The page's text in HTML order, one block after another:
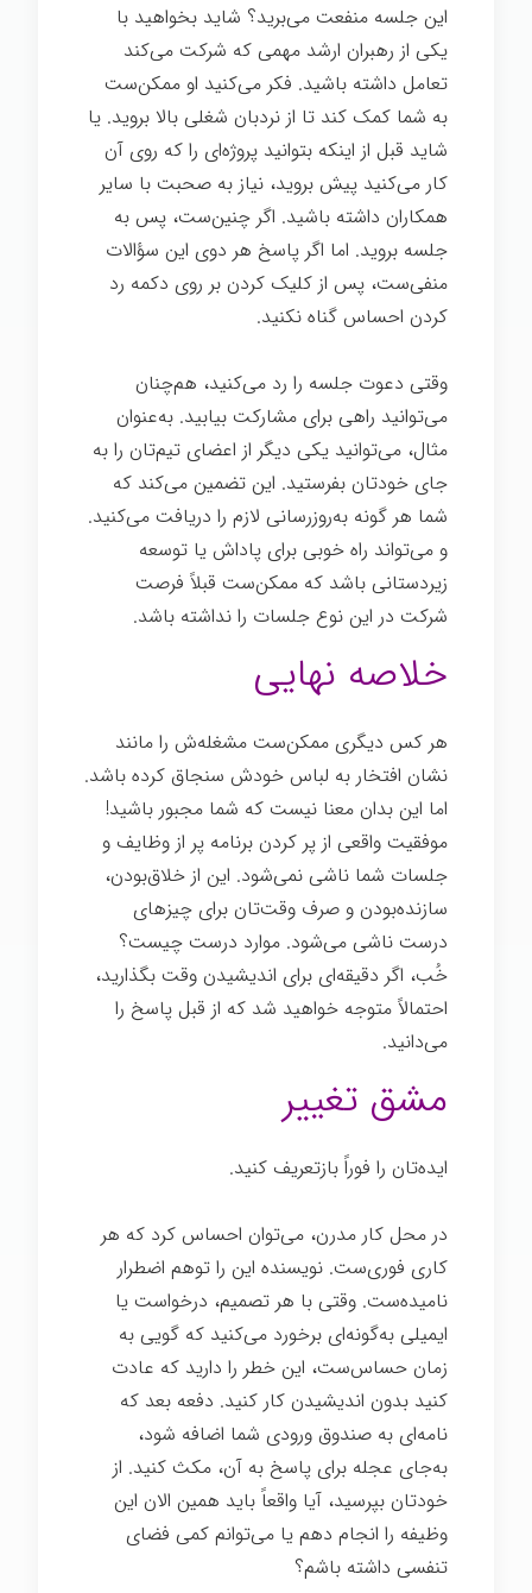
این جلسه منفعت می‌برید؟ شاید بخواهید با
یکی از رهبران ارشد مهمی که شرکت می‌کند
تعامل داشته باشید. فکر می‌کنید او ممکن‌ست
به شما کمک کند تا از نردبان شغلی بالا بروید. یا
شاید قبل از اینکه بتوانید پروژه‌ای را که روی آن
کار می‌کنید پیش بروید، نیاز به صحبت با سایر
همکاران داشته باشید. اگر چنین‌ست، پس به
جلسه بروید. اما اگر پاسخ هر دوی این سؤالات
منفی‌ست، پس از کلیک کردن بر روی دکمه رد
کردن احساس گناه نکنید.
وقتی دعوت جلسه را رد می‌کنید، هم‌چنان
می‌توانید راهی برای مشارکت بیابید. به‌عنوان
مثال، می‌توانید یکی دیگر از اعضای تیم‌تان را به
جای خودتان بفرستید. این تضمین می‌کند که
شما هر گونه به‌روزرسانی لازم را دریافت می‌کنید.
و می‌تواند راه خوبی برای پاداش یا توسعه
زیردستانی باشد که ممکن‌ست قبلاً فرصت
شرکت در این نوع جلسات را نداشته باشد.
خلاصه نهایی
هر کس دیگری ممکن‌ست مشغله‌ش را مانند
نشان افتخار به لباس خودش سنجاق کرده باشد.
اما این بدان معنا نیست که شما مجبور باشید!
موفقیت واقعی از پر کردن برنامه پر از وظایف و
جلسات شما ناشی نمی‌شود. این از خلاق‌بودن،
سازنده‌بودن و صرف وقت‌تان برای چیزهای
درست ناشی می‌شود. موارد درست چیست؟
خُب، اگر دقیقه‌ای برای اندیشیدن وقت بگذارید،
احتمالاً متوجه خواهید شد که از قبل پاسخ را
می‌دانید.
مشق تغییر
ایده‌تان را فوراً بازتعریف کنید.
در محل کار مدرن، می‌توان احساس کرد که هر
کاری فوری‌ست. نویسنده این را توهم اضطرار
نامیده‌ست. وقتی با هر تصمیم، درخواست یا
ایمیلی به‌گونه‌ای برخورد می‌کنید که گویی به
زمان حساس‌ست، این خطر را دارید که عادت
کنید بدون اندیشیدن کار کنید. دفعه بعد که
نامه‌ای به صندوق ورودی شما اضافه شود،
به‌جای عجله برای پاسخ به آن، مکث کنید. از
خودتان بپرسید، آیا واقعاً باید همین الان این
وظیفه را انجام دهم یا می‌توانم کمی فضای
تنفسی داشته باشم؟